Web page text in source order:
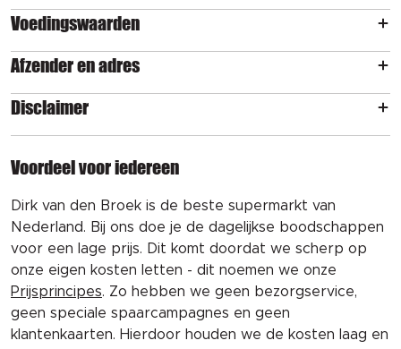
Voedingswaarden
Afzender en adres
Disclaimer
Voordeel voor iedereen
Dirk van den Broek is de beste supermarkt van
Nederland. Bij ons doe je de dagelijkse boodschappen
voor een lage prijs. Dit komt doordat we scherp op
onze eigen kosten letten - dit noemen we onze
Prijsprincipes. Zo hebben we geen bezorgservice,
geen speciale spaarcampagnes en geen
klantenkaarten. Hierdoor houden we de kosten laag en